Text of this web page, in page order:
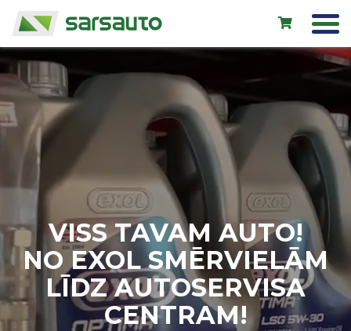
Exol eļļas
Autoserviss
Noma
Veikals
Jauni auto
Lietoti auto
Kontakti
VISS TAVAM AUTO!
NO EXOL SMĒRVIELĀM
LĪDZ AUTOSERVISA
CENTRAM!